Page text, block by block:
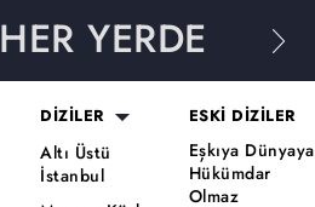
HER YERDE
DİZİLER
Altı Üstü
İstanbul
ESKİ DİZİLER
Eşkıya Dünyaya
Hükümdar
Olmaz